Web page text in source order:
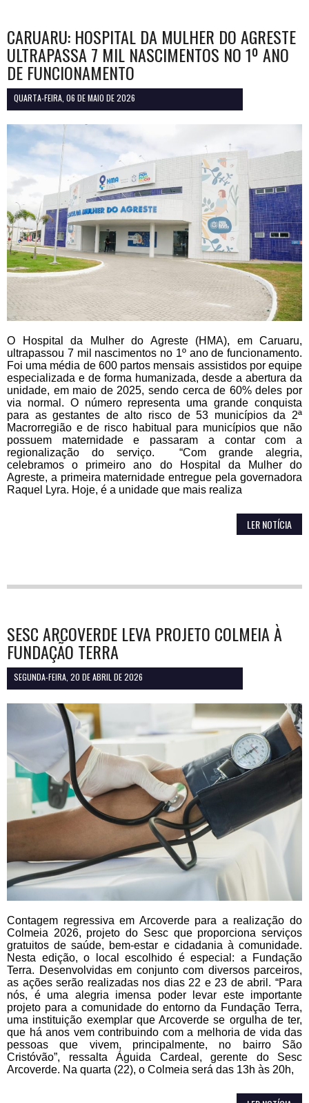
CARUARU: HOSPITAL DA MULHER DO AGRESTE
ULTRAPASSA 7 MIL NASCIMENTOS NO 1º ANO
DE FUNCIONAMENTO
QUARTA-FEIRA, 06 DE MAIO DE 2026
O Hospital da Mulher do Agreste (HMA), em Caruaru,
ultrapassou 7 mil nascimentos no 1º ano de funcionamento.
Foi uma média de 600 partos mensais assistidos por equipe
especializada e de forma humanizada, desde a abertura da
unidade, em maio de 2025, sendo cerca de 60% deles por
via normal. O número representa uma grande conquista
para as gestantes de alto risco de 53 municípios da 2ª
Macrorregião e de risco habitual para municípios que não
possuem maternidade e passaram a contar com a
regionalização do serviço. “Com grande alegria,
celebramos o primeiro ano do Hospital da Mulher do
Agreste, a primeira maternidade entregue pela governadora
Raquel Lyra. Hoje, é a unidade que mais realiza
LER NOTÍCIA
SESC ARCOVERDE LEVA PROJETO COLMEIA À
FUNDAÇÃO TERRA
SEGUNDA-FEIRA, 20 DE ABRIL DE 2026
Contagem regressiva em Arcoverde para a realização do
Colmeia 2026, projeto do Sesc que proporciona serviços
gratuitos de saúde, bem-estar e cidadania à comunidade.
Nesta edição, o local escolhido é especial: a Fundação
Terra. Desenvolvidas em conjunto com diversos parceiros,
as ações serão realizadas nos dias 22 e 23 de abril. “Para
nós, é uma alegria imensa poder levar este importante
projeto para a comunidade do entorno da Fundação Terra,
uma instituição exemplar que Arcoverde se orgulha de ter,
que há anos vem contribuindo com a melhoria de vida das
pessoas que vivem, principalmente, no bairro São
Cristóvão”, ressalta Águida Cardeal, gerente do Sesc
Arcoverde. Na quarta (22), o Colmeia será das 13h às 20h,